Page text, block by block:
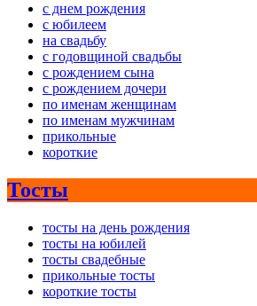
с днем рождения
с юбилеем
на свадьбу
с годовщиной свадьбы
с рождением сына
с рождением дочери
по именам женщинам
по именам мужчинам
прикольные
короткие
Тосты
тосты на день рождения
тосты на юбилей
тосты свадебные
прикольные тосты
короткие тосты